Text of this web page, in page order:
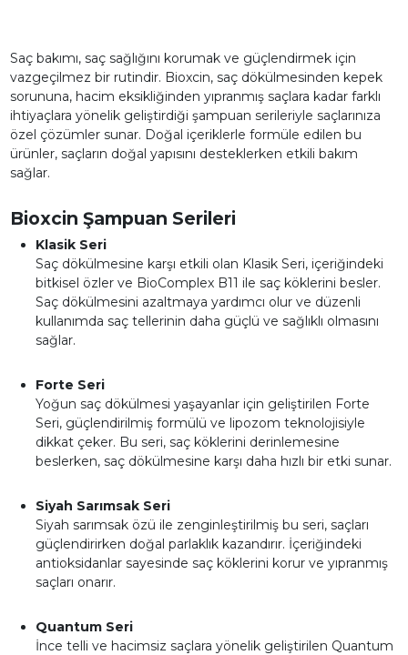
Saç bakımı, saç sağlığını korumak ve güçlendirmek için
vazgeçilmez bir rutindir. Bioxcin, saç dökülmesinden kepek
sorununa, hacim eksikliğinden yıpranmış saçlara kadar farklı
ihtiyaçlara yönelik geliştirdiği şampuan serileriyle saçlarınıza
özel çözümler sunar. Doğal içeriklerle formüle edilen bu
ürünler, saçların doğal yapısını desteklerken etkili bakım
sağlar.
Bioxcin Şampuan Serileri
Klasik Seri
Saç dökülmesine karşı etkili olan Klasik Seri, içeriğindeki
bitkisel özler ve BioComplex B11 ile saç köklerini besler.
Saç dökülmesini azaltmaya yardımcı olur ve düzenli
kullanımda saç tellerinin daha güçlü ve sağlıklı olmasını
sağlar.
Forte Seri
Yoğun saç dökülmesi yaşayanlar için geliştirilen Forte
Seri, güçlendirilmiş formülü ve lipozom teknolojisiyle
dikkat çeker. Bu seri, saç köklerini derinlemesine
beslerken, saç dökülmesine karşı daha hızlı bir etki sunar.
Siyah Sarımsak Seri
Siyah sarımsak özü ile zenginleştirilmiş bu seri, saçları
güçlendirirken doğal parlaklık kazandırır. İçeriğindeki
antioksidanlar sayesinde saç köklerini korur ve yıpranmış
saçları onarır.
Quantum Seri
İnce telli ve hacimsiz saçlara yönelik geliştirilen Quantum